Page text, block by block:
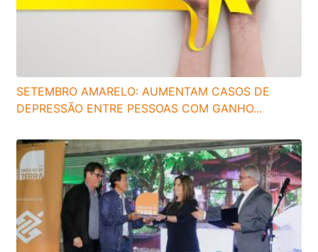
SETEMBRO AMARELO: AUMENTAM CASOS DE
DEPRESSÃO ENTRE PESSOAS COM GANHO...